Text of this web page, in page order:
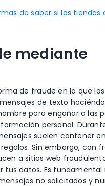
de saber si las tiendas
mediante
de fraude en la que los
de texto
para engañar a las
personal.
suelen contener
Sin embargo, con
a sitios web
tus datos. Es
no solicitados y